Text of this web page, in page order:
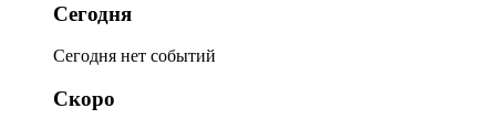
Сегодня
Сегодня нет событий
Скоро